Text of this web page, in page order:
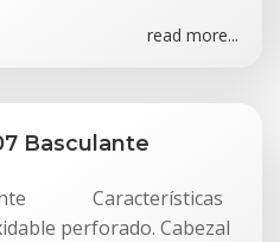
read more...
Basculante
Características
perforado. Cabezal